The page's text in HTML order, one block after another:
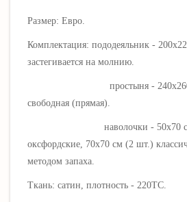
Размер: Евро.
Комплектация: пододеяльник -
застегивается на молнию.
простыня - 240х260
свободная (прямая).
наволочки - 50х70 см
оксфордские, 70х70 см (2 шт.)
методом запаха.
Ткань: сатин, плотность - 220ТС.